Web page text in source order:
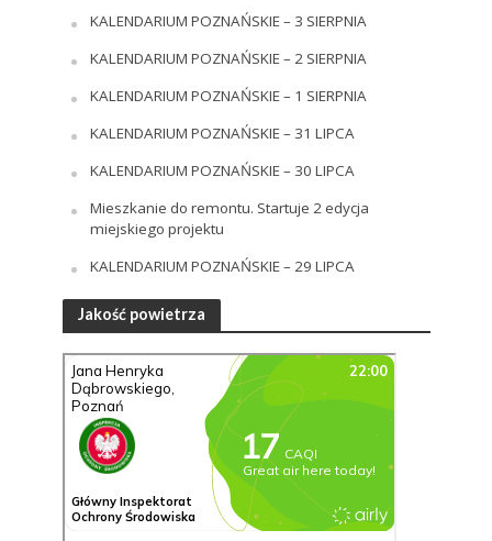
KALENDARIUM POZNAŃSKIE – 3 SIERPNIA
KALENDARIUM POZNAŃSKIE – 2 SIERPNIA
KALENDARIUM POZNAŃSKIE – 1 SIERPNIA
KALENDARIUM POZNAŃSKIE – 31 LIPCA
KALENDARIUM POZNAŃSKIE – 30 LIPCA
Mieszkanie do remontu. Startuje 2 edycja
miejskiego projektu
KALENDARIUM POZNAŃSKIE – 29 LIPCA
Jakość powietrza